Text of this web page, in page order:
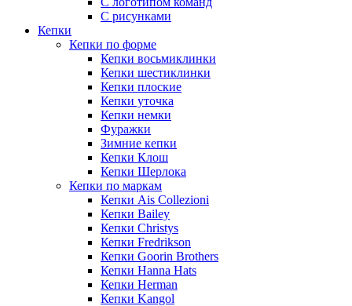
С рисунками
Кепки
Кепки по форме
Кепки восьмиклинки
Кепки шестиклинки
Кепки плоские
Кепки уточка
Кепки немки
Фуражки
Зимние кепки
Кепки Клош
Кепки Шерлока
Кепки по маркам
Кепки Ais Collezioni
Кепки Bailey
Кепки Christys
Кепки Fredrikson
Кепки Goorin Brothers
Кепки Hanna Hats
Кепки Herman
Кепки Kangol